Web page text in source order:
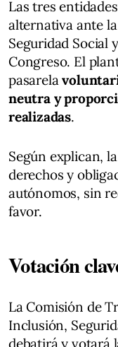
Las tres
alternativa ante
Seguridad Social
Congreso. El
pasarela
neutra y
realizadas.
Según explican,
derechos y
autónomos, sin
favor.
Votación
La Comisión de
Inclusión,
debatirá y votará